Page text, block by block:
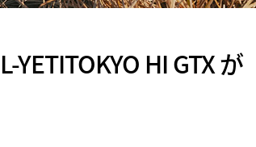
HI GTX が